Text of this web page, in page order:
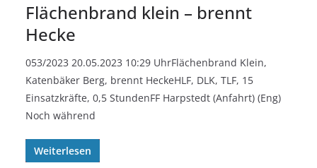
Flächenbrand klein – brennt
Hecke
053/2023 20.05.2023 10:29 UhrFlächenbrand Klein,
Katenbäker Berg, brennt HeckeHLF, DLK, TLF, 15
Einsatzkräfte, 0,5 StundenFF Harpstedt (Anfahrt) (Eng)
Noch während
Weiterlesen